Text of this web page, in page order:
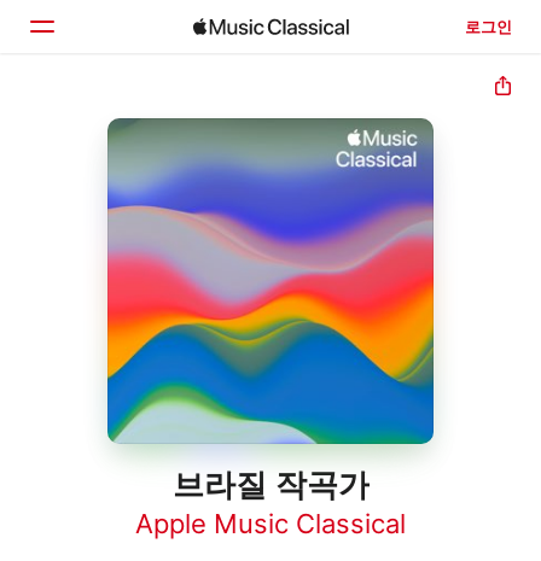
로그인
둘러보기
검색
브라질 작곡가
Apple Music Classical